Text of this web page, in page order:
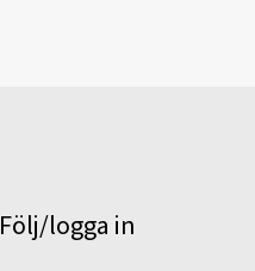
Följ/logga in